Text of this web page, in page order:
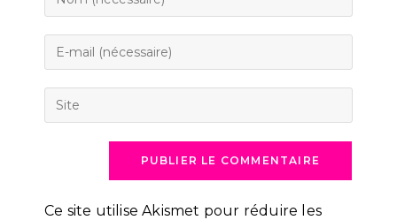
your
name
to
comment
Enter
your
email
address
Saisir
l’URL
(facultatif)
Ce site utilise Akismet pour réduire les